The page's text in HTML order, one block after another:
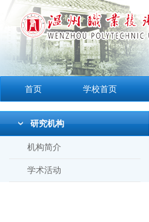
首页 学校首页
研究机构
机构简介
学术活动